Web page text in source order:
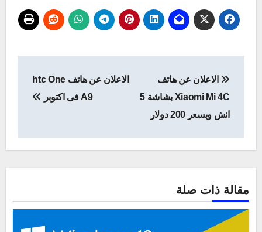
المقالات
الاعلان عن هاتف
Xiaomi Mi 4C بشاشة 5
انش وبسعر 200 دولار
الاعلان عن هاتف htc One
A9 فى اكتوبر
مقالة ذات صلة